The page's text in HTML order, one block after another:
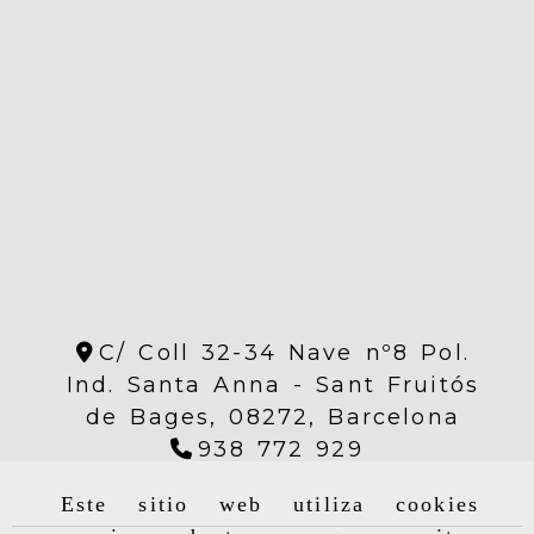
Este sitio web utiliza cookies
C/ Coll 32-34 Nave nº8 Pol.
Ind. Santa Anna -Sant Fruitós
de Bages,08272, Barcelona
938 772 929